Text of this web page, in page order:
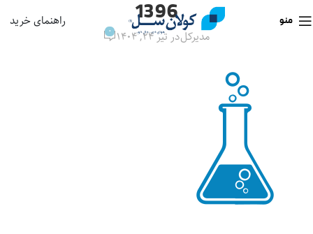
منو راهنمای خرید 1396
مدیرکلدر تیر ۲۴, ۱۴۰۴ 0